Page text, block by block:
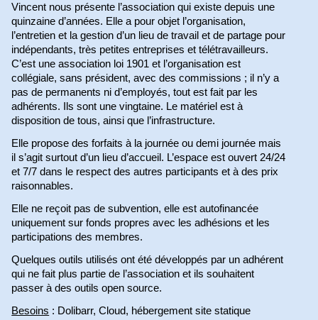
Vincent nous présente l’association qui existe depuis une
quinzaine d’années. Elle a pour objet l’organisation,
l’entretien et la gestion d’un lieu de travail et de partage pour
indépendants, très petites entreprises et télétravailleurs.
C’est une association loi 1901 et l’organisation est
collégiale, sans président, avec des commissions ; il n’y a
pas de permanents ni d’employés, tout est fait par les
adhérents. Ils sont une vingtaine. Le matériel est à
disposition de tous, ainsi que l’infrastructure.
Elle propose des forfaits à la journée ou demi journée mais
il s’agit surtout d’un lieu d’accueil. L’espace est ouvert 24/24
et 7/7 dans le respect des autres participants et à des prix
raisonnables.
Elle ne reçoit pas de subvention, elle est autofinancée
uniquement sur fonds propres avec les adhésions et les
participations des membres.
Quelques outils utilisés ont été développés par un adhérent
qui ne fait plus partie de l’association et ils souhaitent
passer à des outils open source.
Besoins : Dolibarr, Cloud, hébergement site statique